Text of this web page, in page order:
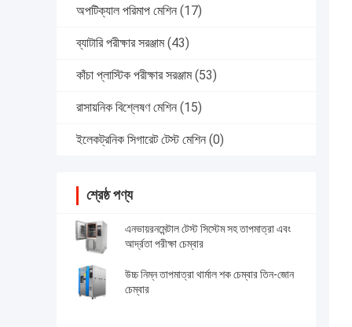
অপটিক্যাল পরিমাপ মেশিন (17)
ব্যাটারি পরীক্ষার সরঞ্জাম (43)
কাঁচা প্লাস্টিক পরীক্ষার সরঞ্জাম (53)
রাসায়নিক বিশ্লেষণ মেশিন (15)
ইলেকট্রনিক সিগারেট টেস্ট মেশিন (0)
শ্রেষ্ঠ পণ্য
এনভায়রনমেন্টাল টেস্ট সিস্টেম সহ তাপমাত্রা এবং
আর্দ্রতা পরীক্ষা চেম্বার
উচ্চ নিম্ন তাপমাত্রা থার্মাল শক চেম্বার তিন-জোন
চেম্বার